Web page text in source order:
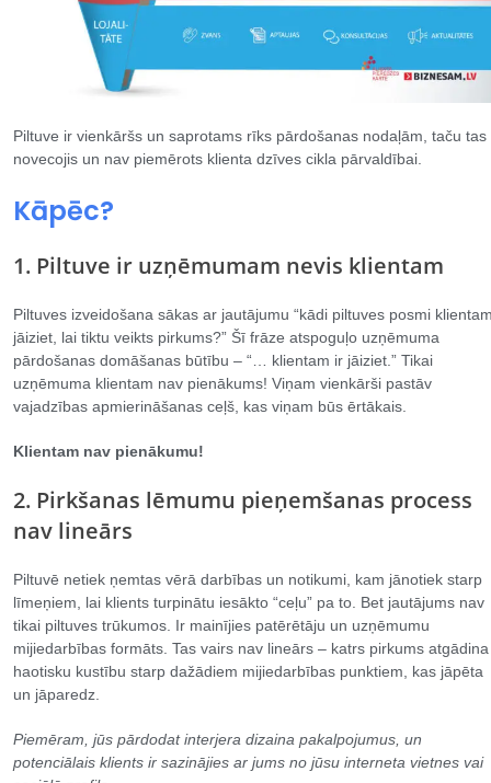
Piltuve ir vienkāršs un saprotams rīks pārdošanas nodaļām, taču tas
novecojis un nav piemērots klienta dzīves cikla pārvaldībai.
Kāpēc?
1. Piltuve ir uzņēmumam nevis klientam
Piltuves izveidošana sākas ar jautājumu “kādi piltuves posmi
jāiziet, lai tiktu veikts pirkums?” Šī frāze atspoguļo uzņēmuma
pārdošanas domāšanas būtību – “… klientam ir jāiziet.” Tikai
uzņēmuma klientam nav pienākums! Viņam vienkārši pastāv
vajadzības apmierināšanas ceļš, kas viņam būs ērtākais.
Klientam nav pienākumu!
2. Pirkšanas lēmumu pieņemšanas process
nav lineārs
Piltuvē netiek ņemtas vērā darbības un notikumi, kam jānotiek starp
līmeņiem, lai klients turpinātu iesākto “ceļu” pa to. Bet jautājums nav
tikai piltuves trūkumos. Ir mainījies patērētāju un uzņēmumu
mijiedarbības formāts. Tas vairs nav lineārs – katrs pirkums atgādina
haotisku kustību starp dažādiem mijiedarbības punktiem, kas jāpēta
un jāparedz.
Piemēram, jūs pārdodat interjera dizaina pakalpojumus, un
potenciālais klients ir sazinājies ar jums no jūsu interneta vietnes vai